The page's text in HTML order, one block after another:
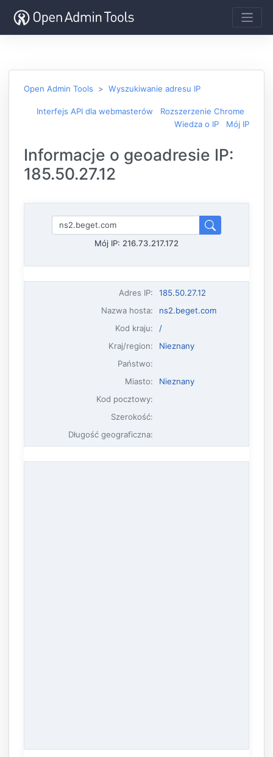
Open Admin Tools Wyszukiwanie adresu IP
Interfejs API dla webmasterów
Rozszerzenie Chrome
Wiedza o IP
Mój IP
Informacje o geoadresie IP:
185.50.27.12
Mój IP: 216.73.217.172
Adres IP:
185.50.27.12
Nazwa hosta:
ns2.beget.com
Kod kraju:
/
Kraj/region:
Nieznany
Państwo:
Miasto:
Nieznany
Kod pocztowy:
Szerokość:
Długość geograficzna: